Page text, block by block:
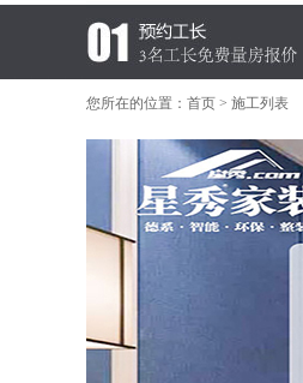
您所在的位置： 首页 > 施工列表